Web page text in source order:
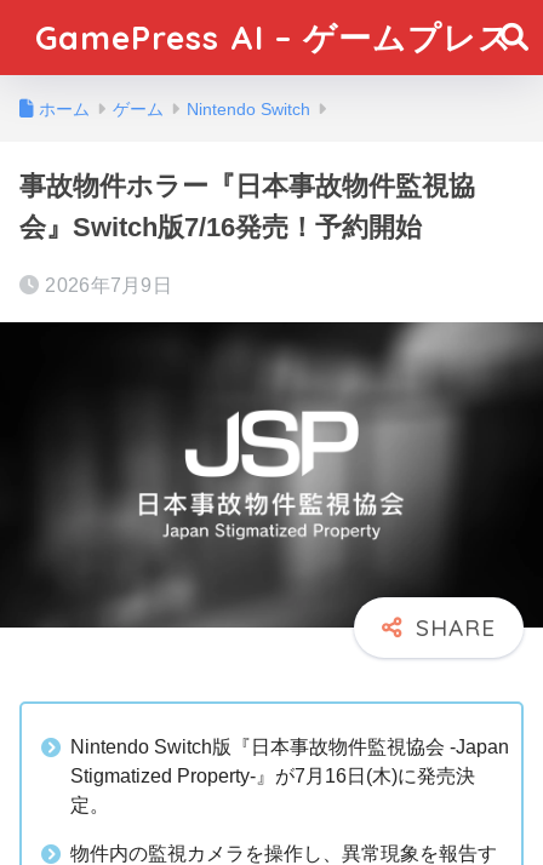
GamePress AI – ゲームプレス
ホーム ゲーム Nintendo Switch
事故物件ホラー『日本事故物件監視協
会』Switch版7/16発売！予約開始
2026年7月9日
Nintendo Switch版『日本事故物件監視協会 -Japan
Stigmatized Property-』が7月16日(木)に発売決
定。
物件内の監視カメラを操作し、異常現象を報告す